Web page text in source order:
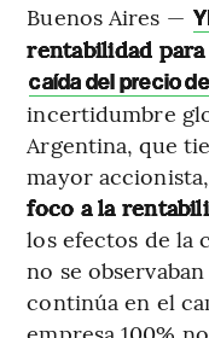
Buenos Aires —
rentabilidad
caída del precio
incertidumbre
Argentina, que
mayor
foco a la
los efectos de la
no se
continúa en el